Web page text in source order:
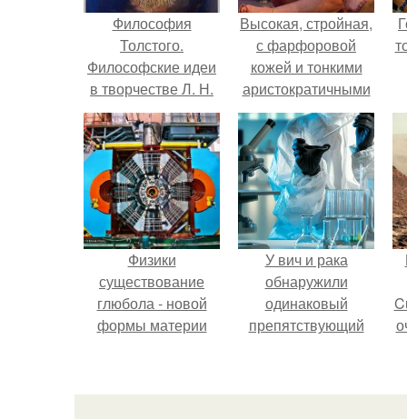
Философия
Толстого.
Философские идеи
в творчестве Л. Н.
Толстого.
Высокая, стройная,
с фарфоровой
кожей и тонкими
аристократичными
чертами, эль
выглядит так, будто
сошла с полотна
художника.
Физики
существование
глюбола - новой
формы материи
У вич и рака
обнаружили
одинаковый
препятствующий